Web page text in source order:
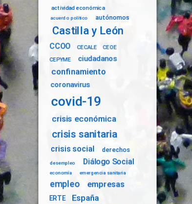
actividad económica
acuerdo político autónomos
Castilla y León
CCOO CECALE
CEOE
CEPYME
ciudadanos
confinamiento
coronavirus
covid-19
crisis económica
crisis sanitaria
crisis social derechos
desempleo Diálogo Social
economía emergencia sanitaria
empleo empresas
ERTE España